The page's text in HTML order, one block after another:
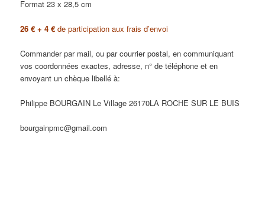
Format 23 x 28,5 cm
26 € + 4 € de participation aux frais d’envoi
Commander par mail, ou par courrier postal, en communiquant
vos coordonnées exactes, adresse, n° de téléphone et en
envoyant un chèque libellé à:
Philippe BOURGAIN Le Village 26170LA ROCHE SUR LE BUIS
bourgainpmc@gmail.com